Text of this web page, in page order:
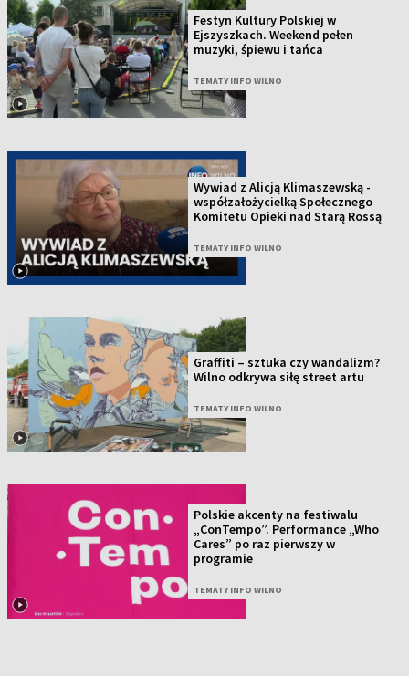
Festyn Kultury Polskiej w
Ejszyszkach. Weekend pełen
muzyki, śpiewu i tańca
TEMATY INFO WILNO
Wywiad z Alicją Klimaszewską -
współzałożycielką Społecznego
Komitetu Opieki nad Starą Rossą
TEMATY INFO WILNO
Graffiti – sztuka czy wandalizm?
Wilno odkrywa siłę street artu
TEMATY INFO WILNO
Polskie akcenty na festiwalu
„ConTempo”. Performance „Who
Cares” po raz pierwszy w
programie
TEMATY INFO WILNO